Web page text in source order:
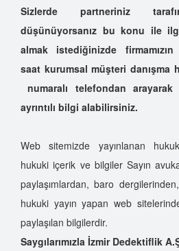
Sizlerde partneriniz
düşünüyorsanız bu konu ile
almak istediğinizde
saat kurumsal müşteri danışma
numaralı telefondan
ayrıntılı bilgi alabilirsiniz.
Web sitemizde yayınlanan
hukuki içerik ve bilgiler Sayın
paylaşımlardan, baro
hukuki yayın yapan web
paylaşılan bilgilerdir.
Saygılarımızla İzmir Dedektiflik